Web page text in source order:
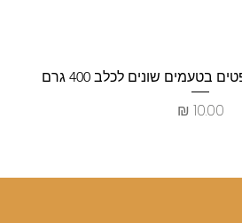
בטעמים שונים לכלב 400 גרם
מחיר